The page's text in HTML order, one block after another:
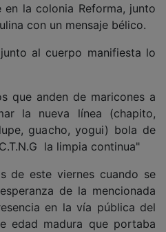
la colonia Reforma, junto
con un mensaje bélico.
al cuerpo manifiesta lo
que anden de maricones a
la nueva línea (chapito,
guacho, yogui) bola de
la limpia continua"
de este viernes cuando se
de la mencionada
en la vía pública del
edad madura que portaba